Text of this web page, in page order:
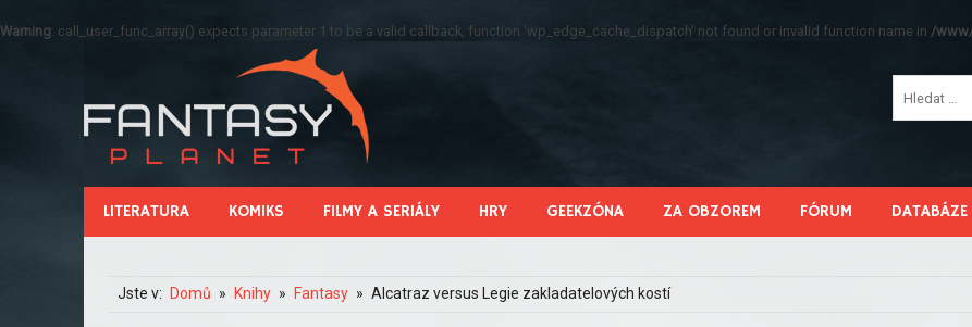
Warning: call_user_func_array() expects parameter 1 to be a valid callback, function 'wp_edge_cache_dispatch' not found or invalid function name in /
LITERATURA KOMIKS FILMY A SERIÁLY HRY GEEKZÓNA ZA OBZOREM FÓRUM DATABÁZE
Jste v: Domů Knihy Fantasy Alcatraz versus Legie zakladatelových kostí